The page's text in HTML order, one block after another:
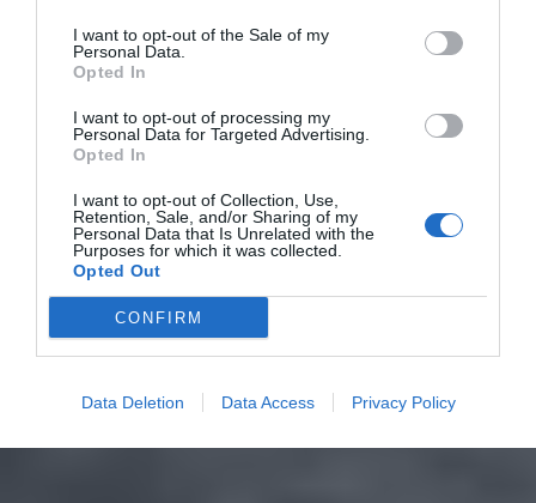
I want to opt-out of the Sale of my
Personal Data.
Opted In
I want to opt-out of processing my
Personal Data for Targeted Advertising.
Opted In
I want to opt-out of Collection, Use,
Retention, Sale, and/or Sharing of my
Personal Data that Is Unrelated with the
Purposes for which it was collected.
Opted Out
CONFIRM
Data Deletion Data Access Privacy Policy